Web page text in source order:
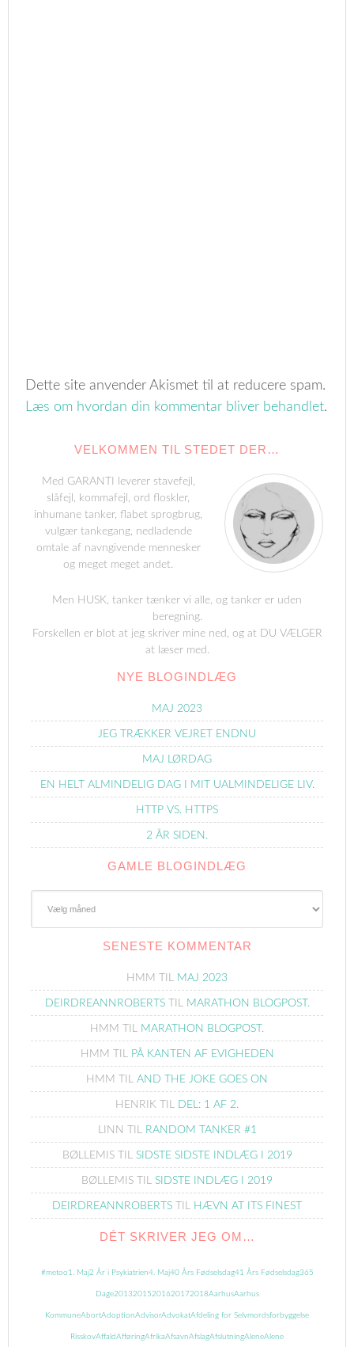
Dette site anvender Akismet til at reducere spam.
Læs om hvordan din kommentar bliver behandlet.
VELKOMMEN TIL STEDET DER…
Med GARANTI leverer stavefejl,
slåfejl, kommafejl, ord floskler,
inhumane tanker, flabet sprogbrug,
vulgær tankegang, nedladende
omtale af navngivende mennesker
og meget meget andet.
Men HUSK, tanker tænker vi alle, og tanker er uden
beregning.
Forskellen er blot at jeg skriver mine ned, og at DU VÆLGER
at læser med.
NYE BLOGINDLÆG
MAJ 2023
JEG TRÆKKER VEJRET ENDNU
MAJ LØRDAG
EN HELT ALMINDELIG DAG I MIT UALMINDELIGE LIV.
HTTP VS. HTTPS
2 ÅR SIDEN.
GAMLE BLOGINDLÆG
SENESTE KOMMENTAR
HMM TIL MAJ 2023
DEIRDREANNROBERTSTIL MARATHON BLOGPOST.
HMM TIL MARATHON BLOGPOST.
HMM TIL PÅ KANTEN AF EVIGHEDEN
HMM TIL AND THE JOKE GOES ON
HENRIK TIL DEL: 1 AF 2.
LINN TIL RANDOM TANKER #1
BØLLEMISTIL SIDSTE SIDSTE INDLÆG I 2019
BØLLEMIS TIL SIDSTE INDLÆG I 2019
DEIRDREANNROBERTS TIL HÆVN AT ITS FINEST
DÉT SKRIVER JEG OM…
#metoo 1. Maj2 År i Psykiatrien4. Maj40 Års Fødselsdag41 Års Fødselsdag365
Dage2013 2015 201620172018AarhusAarhus
KommuneAbortAdoptionAdvisorAdvokatAfdeling for Selvmordsforbyggelse
RisskovAffald AfføringAfrikaAfsavnAfslagAfslutningAleneAlene